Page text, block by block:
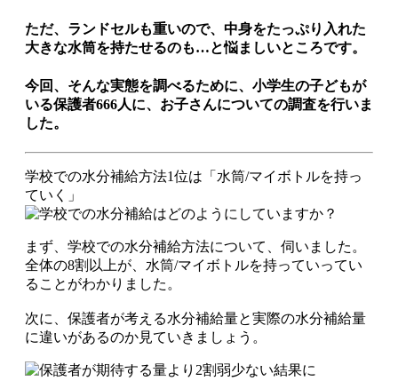
ただ、ランドセルも重いので、中身をたっぷり入れた
大きな水筒を持たせるのも…と悩ましいところです。
今回、そんな実態を調べるために、小学生の子どもが
いる保護者666人に、お子さんについての調査を行いま
した。
学校での水分補給方法1位は「水筒/マイボトルを持っ
ていく」
まず、学校での水分補給方法について、伺いました。
全体の8割以上が、水筒/マイボトルを持っていってい
ることがわかりました。
次に、保護者が考える水分補給量と実際の水分補給量
に違いがあるのか見ていきましょう。